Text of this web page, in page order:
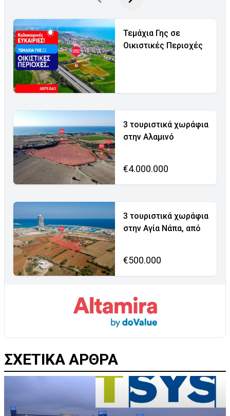
Τεμάχια Γης σε
Οικιστικές Περιοχές
3 τουριστικά χωράφια
στην Αλαμινό
€4.000.000
3 τουριστικά χωράφια
στην Αγία Νάπα, από
€500.000
ΣΧΕΤΙΚΑ ΑΡΘΡΑ